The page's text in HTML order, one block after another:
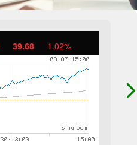
39.68 1.02%